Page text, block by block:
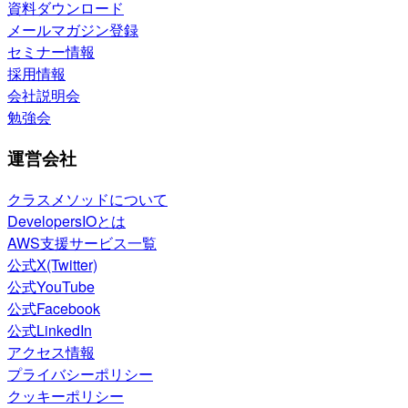
資料ダウンロード
メールマガジン登録
セミナー情報
採用情報
会社説明会
勉強会
運営会社
クラスメソッドについて
DevelopersIOとは
AWS支援サービス一覧
公式X(Twitter)
公式YouTube
公式Facebook
公式LinkedIn
アクセス情報
プライバシーポリシー
クッキーポリシー